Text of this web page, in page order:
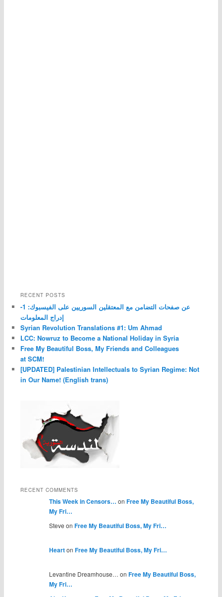
RECENT POSTS
عن صفحات التضامن مع المعتقلين السوريين على الفيسبوك: 1-
إدراج المعلومات
Syrian Revolution Translations #1: Um Ahmad
LCC: Nowruz to Become a National Holiday in Syria
Free My Beautiful Boss, My Friends and Colleagues
at SCM!
[UPDATED] Palestinian Intellectuals to Syrian Regime: Not
in Our Name! (English trans)
RECENT COMMENTS
This Week in Censors… on Free My Beautiful Boss,
My Fri…
Steve on Free My Beautiful Boss, My Fri…
Hearton Free My Beautiful Boss, My Fri…
Levantine Dreamhouse… on Free My Beautiful Boss,
My Fri…